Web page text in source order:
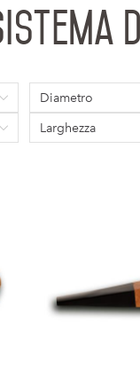
Diametro
Larghezza